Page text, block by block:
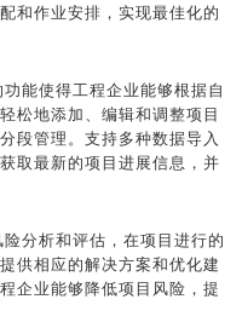
和作业安排，实现最佳化的
能使得工程企业能够根据自
松地添加、编辑和调整项目
段管理。支持多种数据导入
取最新的项目进展信息，并
分析和评估，在项目进行的
供相应的解决方案和优化建
企业能够降低项目风险，提